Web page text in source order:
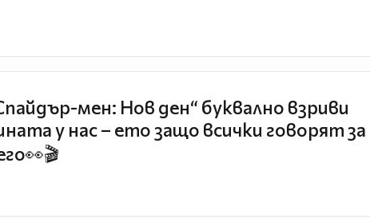
мен: Нов ден“ буквално взриви
у нас – ето защо всички говорят за